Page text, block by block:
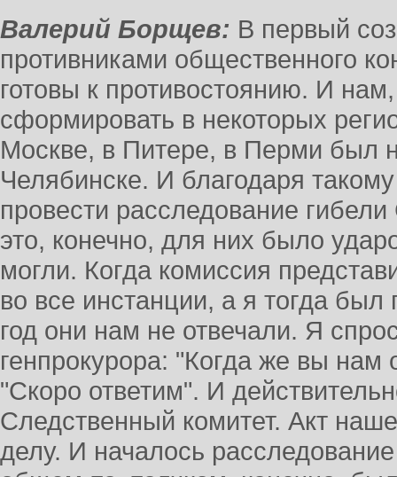
Валерий Борщев: В первый
противниками общественного
готовы к противостоянию. И
сформировать в некоторых
Москве, в Питере, в Перми был
Челябинске. И благодаря
провести расследование
это, конечно, для них было
могли. Когда комиссия
во все инстанции, а я тогда
год они нам не отвечали. Я
генпрокурора: "Когда же вы нам
"Скоро ответим". И
Следственный комитет. Акт
делу. И началось